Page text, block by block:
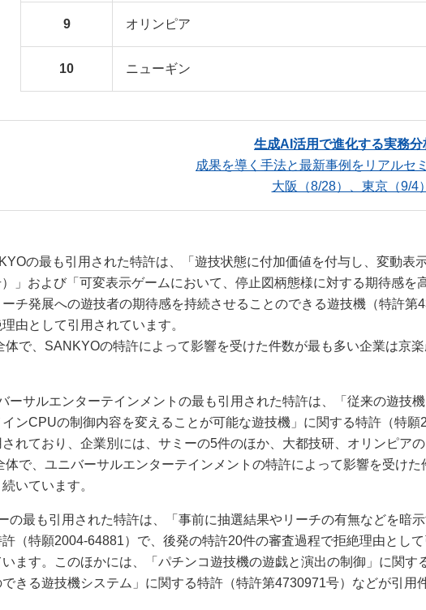
9 オリンピア
10 ニューギン
生成AI活用で進化する実務分
成果を導く手法と最新事例をリアルセ
大阪（8/28）、東京（9/4）
の最も引用された特許は、「遊技状態に付加価値を付与し、変動表
」および「可変表示ゲームにおいて、停止図柄態様に対する期待感
チ発展への遊技者の期待感を持続させることのできる遊技機（特許
由として引用されています。
で、SANKYOの特許によって影響を受けた件数が最も多い企業は京
ーサルエンターテインメントの最も引用された特許は、「従来の遊技
ンCPUの制御内容を変えることが可能な遊技機」に関する特許（特
れており、企業別には、サミーの5件のほか、大都技研、オリンピア
で、ユニバーサルエンターテインメントの特許によって影響を受けた
いています。
の最も引用された特許は、「事前に抽選結果やリーチの有無などを暗
（特願2004-64881）で、後発の特許20件の審査過程で拒絶理由とし
ます。このほかには、「パチンコ遊技機の遊戯と演出の制御」に関
きる遊技機システム」に関する特許（特許第4730971号）などが引用